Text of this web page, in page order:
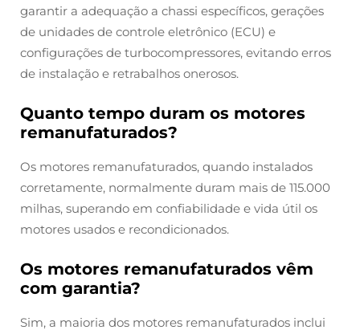
garantir a adequação a chassi específicos, gerações
de unidades de controle eletrônico (ECU) e
configurações de turbocompressores, evitando erros
de instalação e retrabalhos onerosos.
Quanto tempo duram os motores
remanufaturados?
Os motores remanufaturados, quando instalados
corretamente, normalmente duram mais de 115.000
milhas, superando em confiabilidade e vida útil os
motores usados e recondicionados.
Os motores remanufaturados vêm
com garantia?
Sim, a maioria dos motores remanufaturados inclui